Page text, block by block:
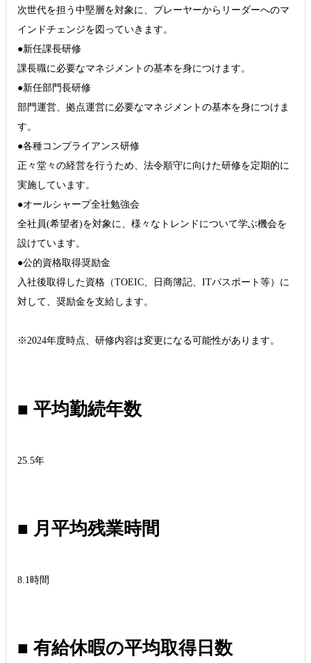
次世代を担う中堅層を対象に、プレーヤーからリーダーへのマ
インドチェンジを図っていきます。
●新任課長研修
課長職に必要なマネジメントの基本を身につけます。
●新任部門長研修
部門運営、拠点運営に必要なマネジメントの基本を身につけま
す。
●各種コンプライアンス研修
正々堂々の経営を行うため、法令順守に向けた研修を定期的に
実施しています。
●オールシャープ全社勉強会
全社員(希望者)を対象に、様々なトレンドについて学ぶ機会を
設けています。
●公的資格取得奨励金
入社後取得した資格（TOEIC、日商簿記、ITパスポート等）に
対して、奨励金を支給します。
※2024年度時点、研修内容は変更になる可能性があります。
■ 平均勤続年数
25.5年
■ 月平均残業時間
8.1時間
■ 有給休暇の平均取得日数